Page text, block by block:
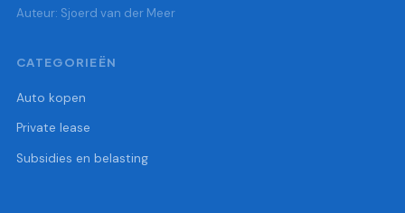
Auteur: Sjoerd van der Meer
CATEGORIEËN
Auto kopen
Private lease
Subsidies en belasting